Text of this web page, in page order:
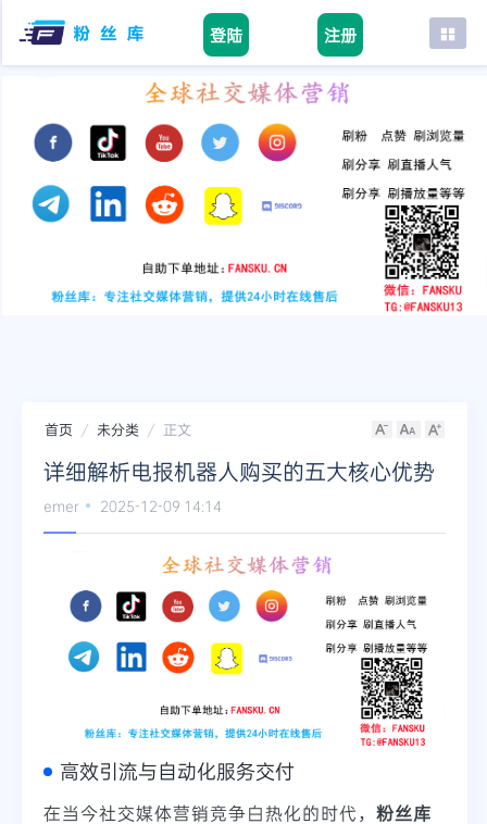
登陆 注册
首页
tiktok
youtube
instagram
首页 未分类 正文
详细解析电报机器人购买的五大核心优势
emer 2025-12-09 14:14
高效引流与自动化服务交付
在当今社交媒体营销竞争白热化的时代， 粉丝库